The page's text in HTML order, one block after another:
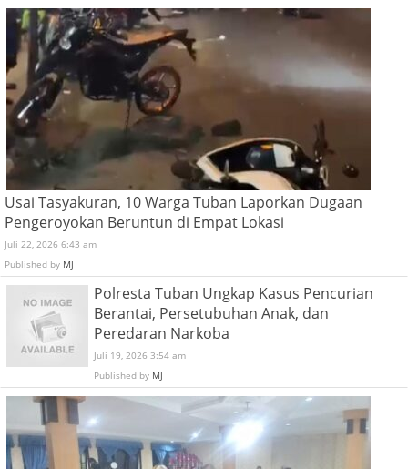
Usai Tasyakuran, 10 Warga Tuban Laporkan Dugaan
Pengeroyokan Beruntun di Empat Lokasi
Juli 22, 2026 6:43 am
Published by MJ
Polresta Tuban Ungkap Kasus Pencurian
Berantai, Persetubuhan Anak, dan
Peredaran Narkoba
Juli 19, 2026 3:54 am
Published by MJ